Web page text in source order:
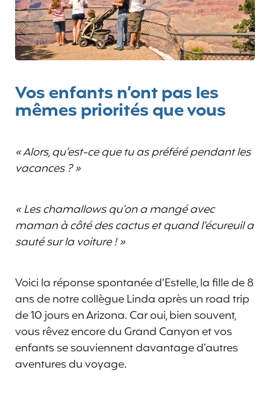
Vos enfants n’ont pas les
mêmes priorités que vous
« Alors, qu’est-ce que tu as préféré pendant les
vacances ? »
« Les chamallows qu’on a mangé avec
maman à côté des cactus et quand l’écureuil a
sauté sur la voiture ! »
Voici la réponse spontanée d’Estelle, la fille de 8
ans de notre collègue Linda après un road trip
de 10 jours en Arizona. Car oui, bien souvent,
vous rêvez encore du Grand Canyon et vos
enfants se souviennent davantage d’autres
aventures du voyage.